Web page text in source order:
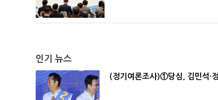
인기 뉴스
(정기여론조사)①당심, 김민석·